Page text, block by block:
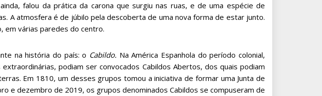
falou da prática da carona que surgiu nas ruas, e de uma espécie de
A atmosfera é de júbilo pela descoberta de uma nova forma de estar junto.
em várias paredes do centro.
na história do país: o Cabildo. Na América Espanhola do período colonial,
podiam ser convocados Cabildos Abertos, dos quais podiam
Em 1810, um desses grupos tomou a iniciativa de formar uma Junta de
e dezembro de 2019, os grupos denominados Cabildos se compuseram de